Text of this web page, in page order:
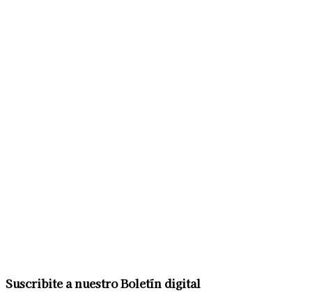
Suscribite a nuestro Boletín digital